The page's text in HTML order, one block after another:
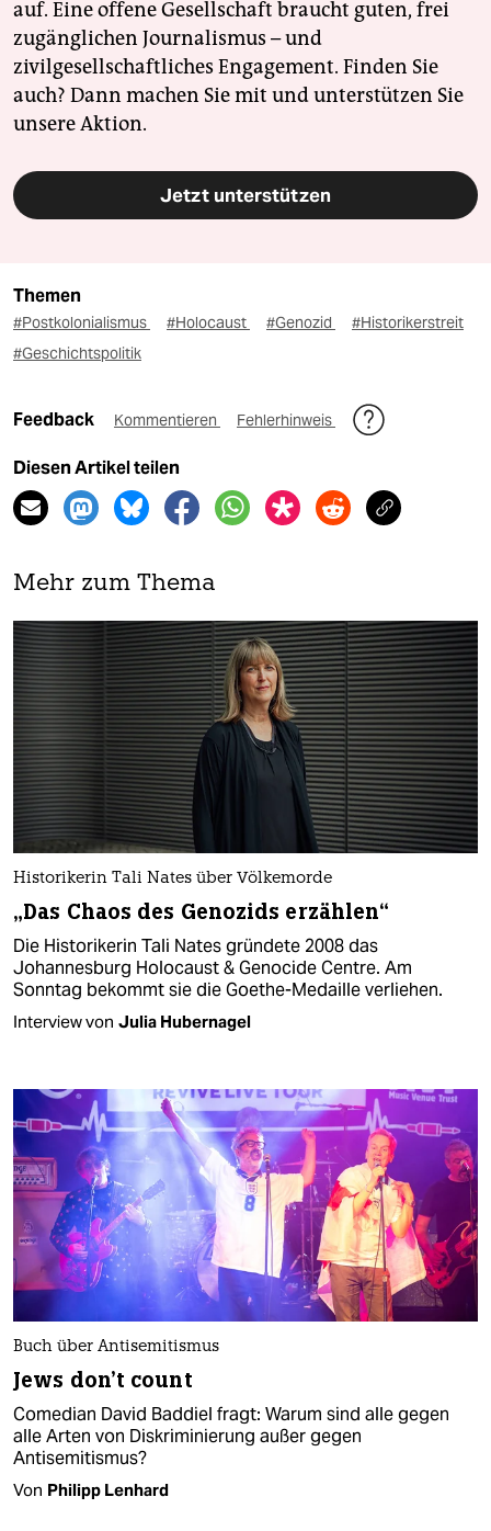
auf. Eine offene Gesellschaft braucht guten, frei
zugänglichen Journalismus – und
zivilgesellschaftliches Engagement. Finden Sie
auch? Dann machen Sie mit und unterstützen Sie
unsere Aktion.
Jetzt unterstützen
Themen
#Postkolonialismus #Holocaust #Genozid
#Historikerstreit
#Geschichtspolitik
Feedback Kommentieren Fehlerhinweis
Diesen Artikel teilen
Mehr zum Thema
Historikerin Tali Nates über Völkemorde
„Das Chaos des Genozids erzählen“
Die Historikerin Tali Nates gründete 2008 das
Johannesburg Holocaust & Genocide Centre. Am
Sonntag bekommt sie die Goethe-Medaille verliehen.
Interview von Julia Hubernagel
Buch über Antisemitismus
Jews don’t count
Comedian David Baddiel fragt: Warum sind alle gegen
alle Arten von Diskriminierung außer gegen
Antisemitismus?
Von Philipp Lenhard